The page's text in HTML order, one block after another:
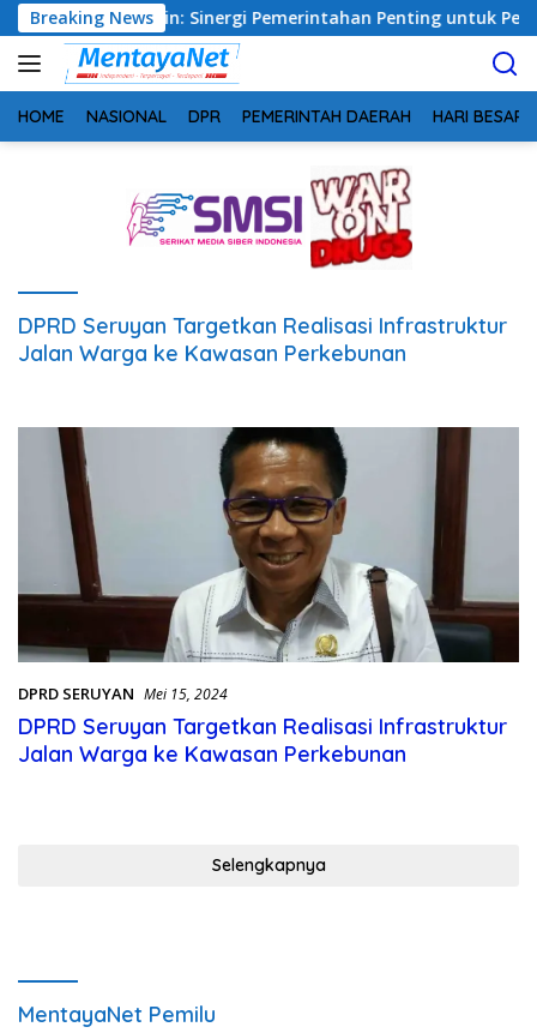
Langsung
ke
konten
Breaking News
Safrudin: Sinergi Pemerintahan Penting untuk Perkuat
HOME NASIONAL DPR PEMERINTAH DAERAH HARI BESAR
DPRD Seruyan Targetkan Realisasi Infrastruktur
Jalan Warga ke Kawasan Perkebunan
DPRD SERUYAN Mei 15, 2024
DPRD Seruyan Targetkan Realisasi Infrastruktur
Jalan Warga ke Kawasan Perkebunan
Selengkapnya
MentayaNet Pemilu